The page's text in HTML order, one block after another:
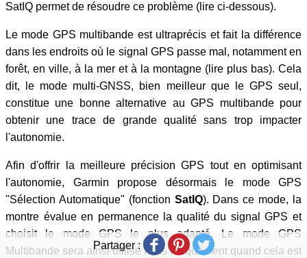
SatIQ permet de résoudre ce problème (lire ci-dessous).
Le mode GPS multibande est ultraprécis et fait la différence
dans les endroits où le signal GPS passe mal, notamment en
forêt, en ville, à la mer et à la montagne (lire plus bas). Cela
dit, le mode multi-GNSS, bien meilleur que le GPS seul,
constitue une bonne alternative au GPS multibande pour
obtenir une trace de grande qualité sans trop impacter
l'autonomie.
Afin d'offrir la meilleure précision GPS tout en optimisant
l'autonomie, Garmin propose désormais le mode GPS
"Sélection Automatique" (fonction SatIQ). Dans ce mode, la
montre évalue en permanence la qualité du signal GPS et
choisit le mode GPS le plus adapté. Le mode GPS
Multibande sera ainsi utilisé mais uniquement quand cela est
Partager :